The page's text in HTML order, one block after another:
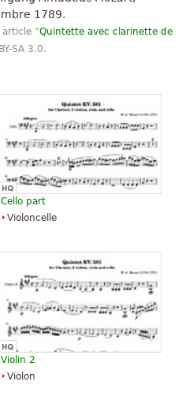
1789.
article "Quintette avec clarinette de
SA 3.0.
Cello part
Violoncelle
Violin 2
Violon